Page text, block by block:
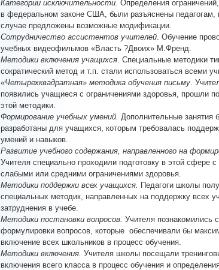
Категории исключительности. Определения
в федеральном законе США, были разъяснены педагогам,
случае предложены возможные модификации.
Сотрудничество ассистентов учителей. Обучение
учебных видеофильмов «Власть ?Двоих» М.Френд.
Методики включения учащихся. Специальные методики
сократический метод и т.п. стали использоваться всеми
«Четырехквадратная» методика обучения письму.
появились учащиеся с ограничениями здоровья, прошли
этой методики.
Формирование учебных умений. Дополнительные занятия
разработаны для учащихся, которым требовалась
умений и навыков.
Развитие учебного содержания, направленного на
Учителя специально проходили подготовку в этой сфере
слабыми или средними ограничениями здоровья.
Методики поддержки всех учащихся. Педагоги школы
специальных методик, направленных на поддержку всех
затруднения в учебе.
Методики постановки вопросов. Учителя познакомились
формулировки вопросов, которые обеспечивали бы
включение всех школьников в процесс обучения.
Методики включения. Учителя школы посещали
включения всего класса в процесс обучения и